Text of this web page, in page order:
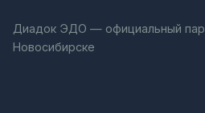
Диадок ЭДО — официальный
Новосибирске